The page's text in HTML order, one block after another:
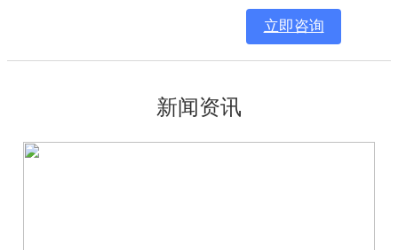
立即咨询
新闻资讯